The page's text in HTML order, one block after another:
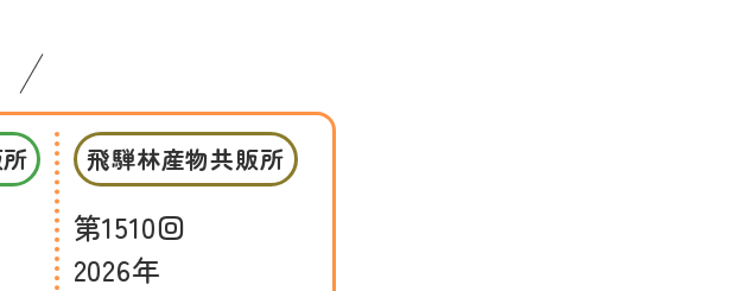
飛騨林産物共販所
第1510回
2026年